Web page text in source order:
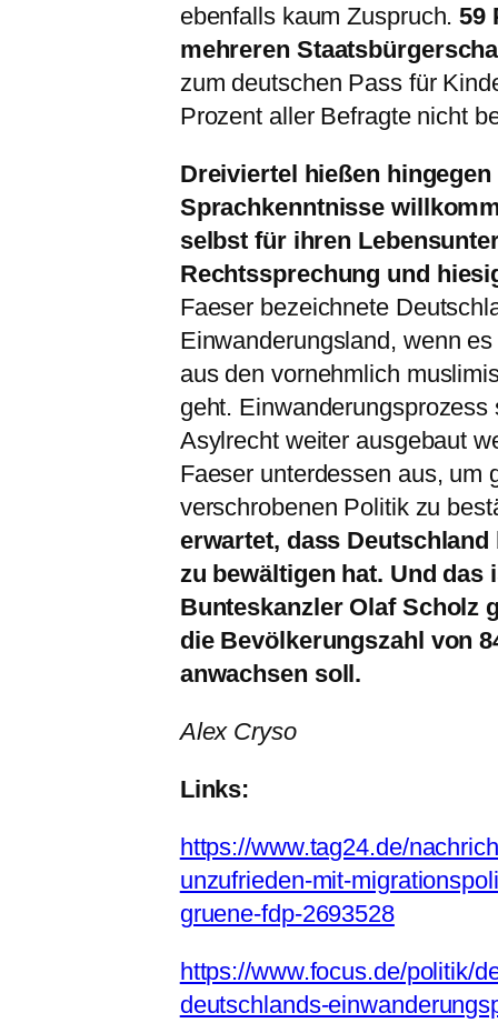
ebenfalls kaum Zuspruch.59
mehreren
zum deutschen Pass für
Prozent aller Befragte nicht
Dreiviertel hießen
Sprachkenntnisse
selbst für ihren
Rechtssprechung und
Faeser bezeichnete
Einwanderungsland, wenn
aus den vornehmlich
geht.
Asylrecht weiter ausgebaut
Faeser unterdessen aus, um
verschrobenen Politik zu
erwartet, dass
zu bewältigen hat. Und
Bunteskanzler Olaf Scholz
die Bevölkerungszahl von
anwachsen soll.
Alex Cryso
Links:
https://www.tag24.de/
unzufrieden-mit-
gruene-fdp-2693528
https://www.focus.de/politik/
deutschlands-